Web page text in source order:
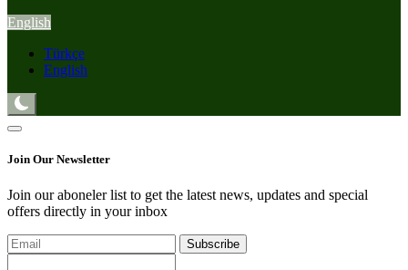
English
Türkçe
English
Join Our Newsletter
Join our aboneler list to get the latest news, updates and special
offers directly in your inbox
Subscribe